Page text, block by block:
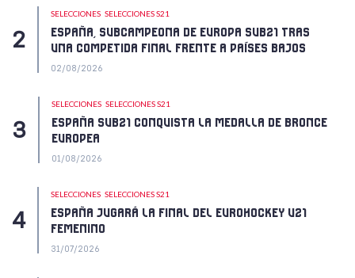
SELECCIONES SELECCIONES S21
ESPAÑA, SUBCAMPEONA DE EUROPA SUB21 TRAS
UNA COMPETIDA FINAL FRENTE A PAÍSES BAJOS
02/08/2026
SELECCIONES SELECCIONES S21
ESPAÑA SUB21 CONQUISTA LA MEDALLA DE BRONCE
EUROPEA
01/08/2026
SELECCIONES SELECCIONES S21
ESPAÑA JUGARÁ LA FINAL DEL EUROHOCKEY U21
FEMENINO
31/07/2026